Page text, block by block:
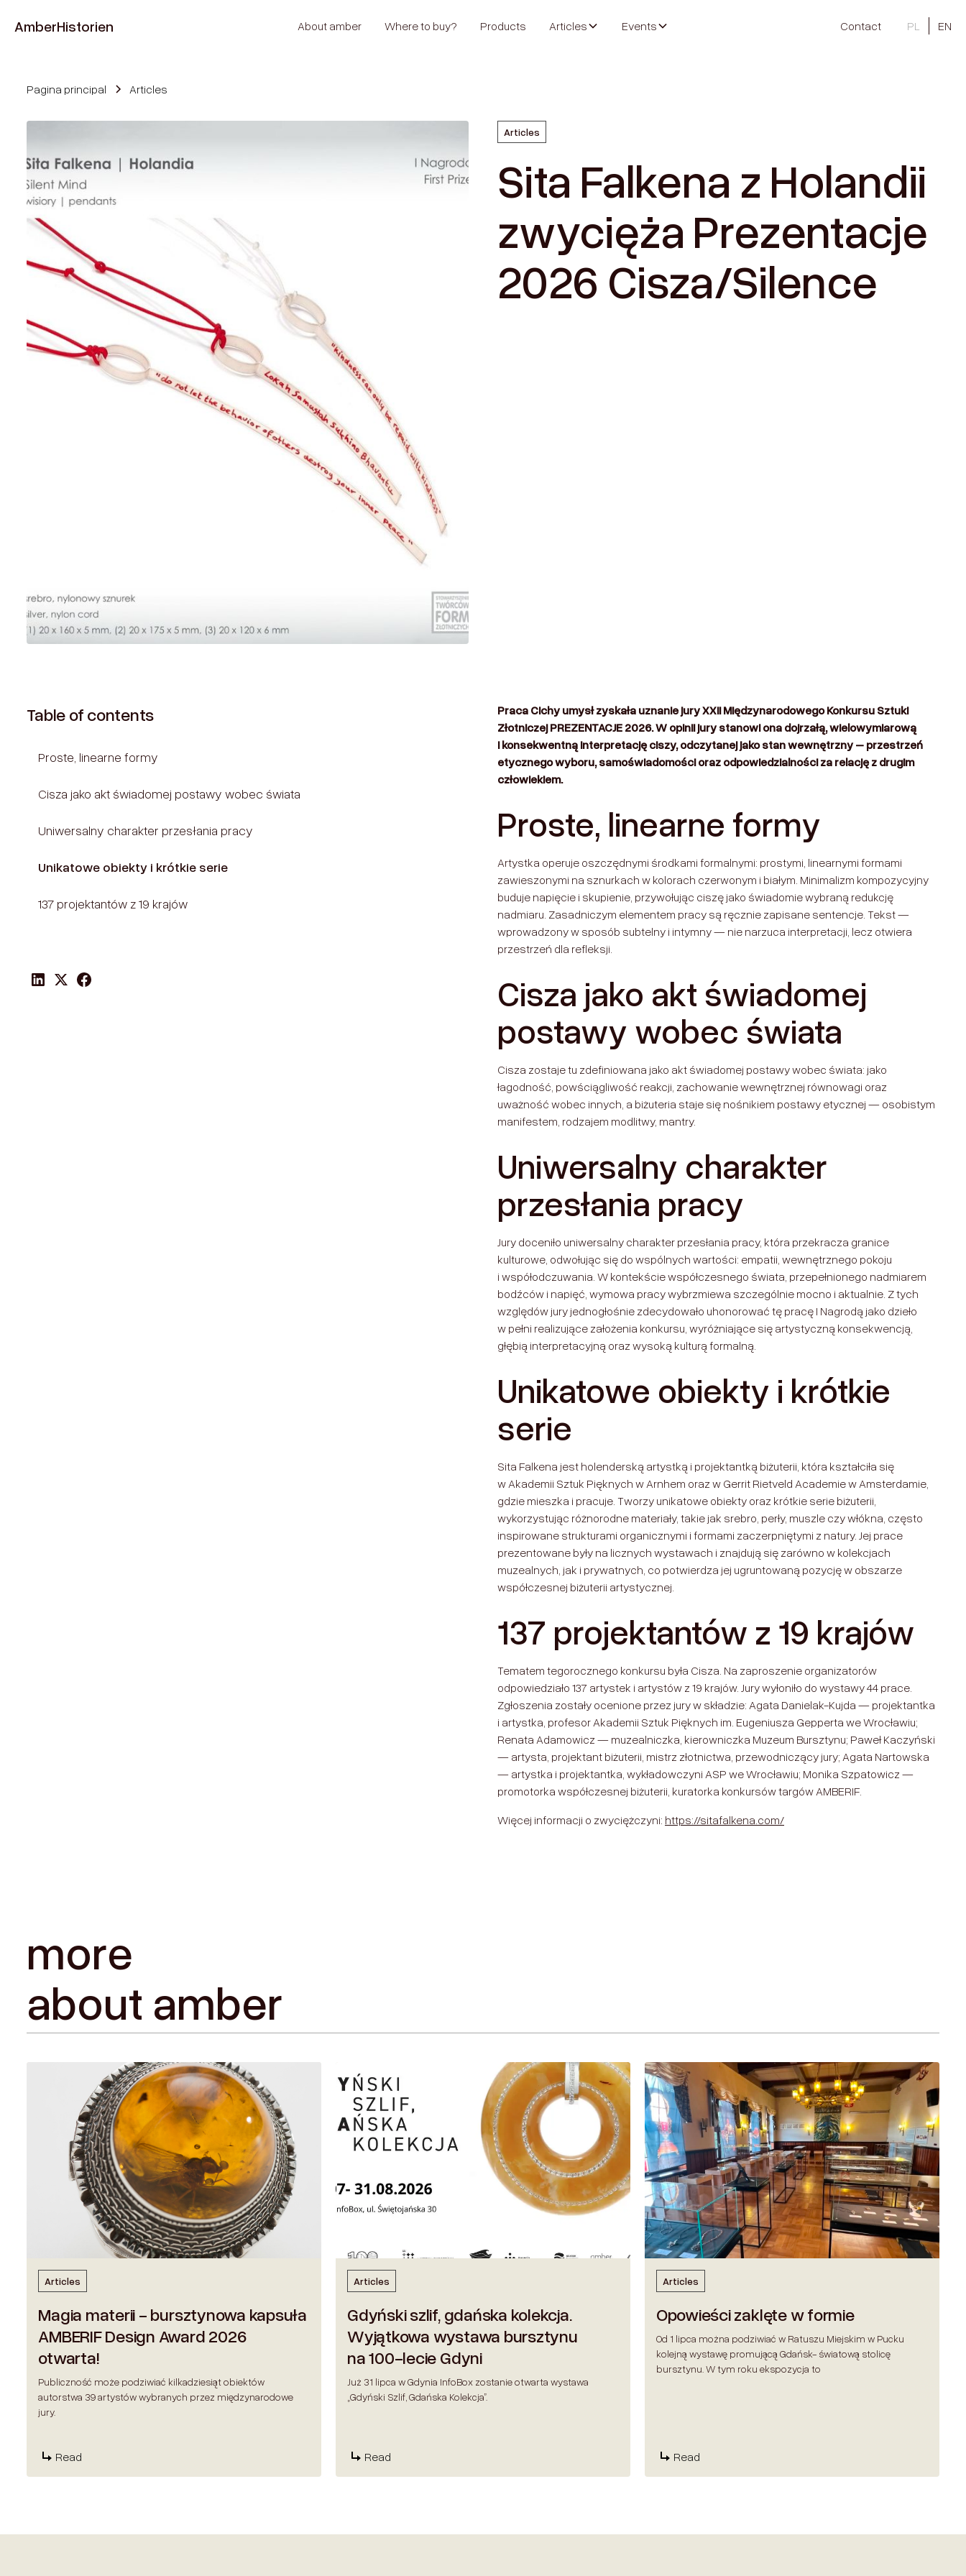
AmberHistorien About amber Where to buy? Products Articles Events Contact PL EN
Pagina principal Articles
Articles
Sita Falkena z Holandii
zwycięża Prezentacje
2026 Cisza/Silence
Table of contents
Proste, linearne formy
Cisza jako akt świadomej postawy wobec świata
Uniwersalny charakter przesłania pracy
Unikatowe obiekty i krótkie serie
137 projektantów z 19 krajów
Praca Cichy umysł zyskała uznanie jury XXII Międzynarodowego Konkursu Sztuki
Złotniczej PREZENTACJE 2026. W opinii jury stanowi ona dojrzałą, wielowymiarową
i konsekwentną interpretację ciszy, odczytanej jako stan wewnętrzny – przestrzeń
etycznego wyboru, samoświadomości oraz odpowiedzialności za relację z drugim
człowiekiem.
Proste, linearne formy
Artystka operuje oszczędnymi środkami formalnymi: prostymi, linearnymi formami
zawieszonymi na sznurkach w kolorach czerwonym i białym. Minimalizm kompozycyjny
buduje napięcie i skupienie, przywołując ciszę jako świadomie wybraną redukcję
nadmiaru. Zasadniczym elementem pracy są ręcznie zapisane sentencje. Tekst —
wprowadzony w sposób subtelny i intymny — nie narzuca interpretacji, lecz otwiera
przestrzeń dla refleksji.
Cisza jako akt świadomej
postawy wobec świata
Cisza zostaje tu zdefiniowana jako akt świadomej postawy wobec świata: jako
łagodność, powściągliwość reakcji, zachowanie wewnętrznej równowagi oraz
uważność wobec innych, a biżuteria staje się nośnikiem postawy etycznej — osobistym
manifestem, rodzajem modlitwy, mantry.
Uniwersalny charakter
przesłania pracy
Jury doceniło uniwersalny charakter przesłania pracy, która przekracza granice
kulturowe, odwołując się do wspólnych wartości: empatii, wewnętrznego pokoju
i współodczuwania. W kontekście współczesnego świata, przepełnionego nadmiarem
bodźców i napięć, wymowa pracy wybrzmiewa szczególnie mocno i aktualnie. Z tych
względów jury jednogłośnie zdecydowało uhonorować tę pracę I Nagrodą jako dzieło
w pełni realizujące założenia konkursu, wyróżniające się artystyczną konsekwencją,
głębią interpretacyjną oraz wysoką kulturą formalną.
Unikatowe obiekty i krótkie
serie
Sita Falkena jest holenderską artystką i projektantką biżuterii, która kształciła się
w Akademii Sztuk Pięknych w Arnhem oraz w Gerrit Rietveld Academie w Amsterdamie,
gdzie mieszka i pracuje. Tworzy unikatowe obiekty oraz krótkie serie biżuterii,
wykorzystując różnorodne materiały, takie jak srebro, perły, muszle czy włókna, często
inspirowane strukturami organicznymi i formami zaczerpniętymi z natury. Jej prace
prezentowane były na licznych wystawach i znajdują się zarówno w kolekcjach
muzealnych, jak i prywatnych, co potwierdza jej ugruntowaną pozycję w obszarze
współczesnej biżuterii artystycznej.
137 projektantów z 19 krajów
Tematem tegorocznego konkursu była Cisza. Na zaproszenie organizatorów
odpowiedziało 137 artystek i artystów z 19 krajów. Jury wyłoniło do wystawy 44 prace.
Zgłoszenia zostały ocenione przez jury w składzie: Agata Danielak-Kujda — projektantka
i artystka, profesor Akademii Sztuk Pięknych im. Eugeniusza Gepperta we Wrocławiu;
Renata Adamowicz — muzealniczka, kierowniczka Muzeum Bursztynu; Paweł Kaczyński
— artysta, projektant biżuterii, mistrz złotnictwa, przewodniczący jury; Agata Nartowska
— artystka i projektantka, wykładowczyni ASP we Wrocławiu; Monika Szpatowicz —
promotorka współczesnej biżuterii, kuratorka konkursów targów AMBERIF.
Więcej informacji o zwyciężczyni: https://sitafalkena.com/
more
about amber
Articles
Magia materii - bursztynowa kapsuła
AMBERIF Design Award 2026
otwarta!
Publiczność może podziwiać kilkadziesiąt obiektów
autorstwa 39 artystów wybranych przez międzynarodowe
jury.
Read
Articles
Gdyński szlif, gdańska kolekcja.
Wyjątkowa wystawa bursztynu
na 100-lecie Gdyni
Już 31 lipca w Gdynia InfoBox zostanie otwarta wystawa
„Gdyński Szlif, Gdańska Kolekcja”.
Read
Articles
Opowieści zaklęte w formie
Od 1 lipca można podziwiać w Ratuszu Miejskim w Pucku
kolejną wystawę promującą Gdańsk- światową stolicę
bursztynu. W tym roku ekspozycja to
Read